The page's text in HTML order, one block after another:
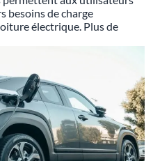
besoins de charge
électrique. Plus de